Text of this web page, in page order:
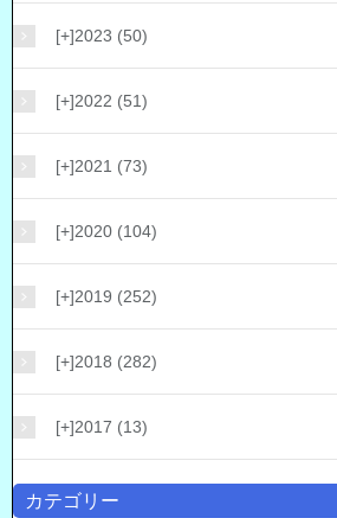
[+]2023 (50)
[+]2022 (51)
[+]2021 (73)
[+]2020 (104)
[+]2019 (252)
[+]2018 (282)
[+]2017 (13)
カテゴリー